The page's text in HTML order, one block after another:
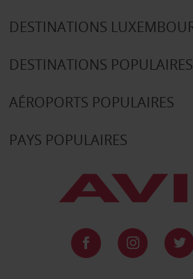
DESTINATIONS
DESTINATIONS POPULAIRES
AÉROPORTS POPULAIRES
PAYS POPULAIRES